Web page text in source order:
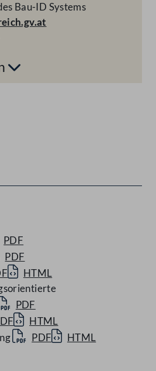
Bau-ID Systems
PDF
PDF
HTML
PDF
HTML
PDF HTML